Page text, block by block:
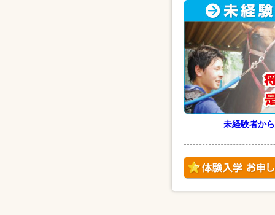
未経験者か